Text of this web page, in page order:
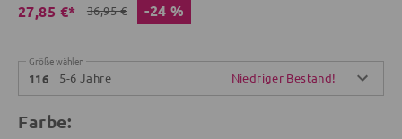
27,85 €* 36,95 € -24 %
Größe wählen
116 5-6 Jahre Niedriger Bestand!
Farbe: